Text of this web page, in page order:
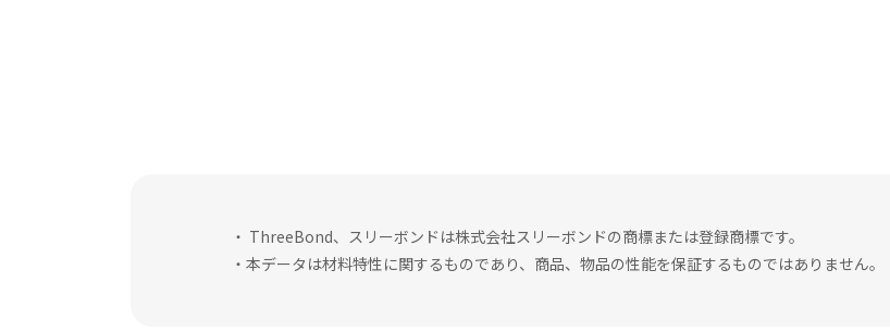
・ ThreeBond、スリーボンドは株式会社スリーボンドの商標または登録商標です。
・本データは材料特性に関するものであり、商品、物品の性能を保証するものではありません。